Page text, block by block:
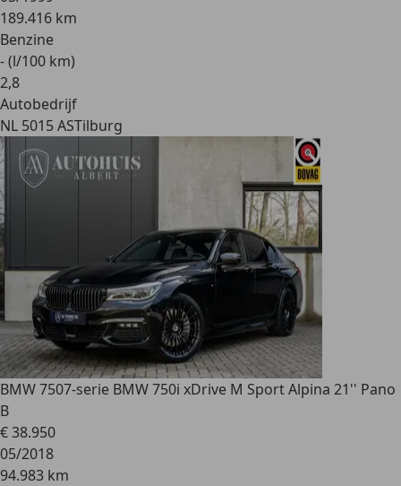
189.416 km
Benzine
- (l/100 km)
2,8
Autobedrijf
NL 5015 ASTilburg
BMW 7507-serie BMW 750i xDrive M Sport Alpina 21'' Pano
B
€ 38.950
05/2018
94.983 km